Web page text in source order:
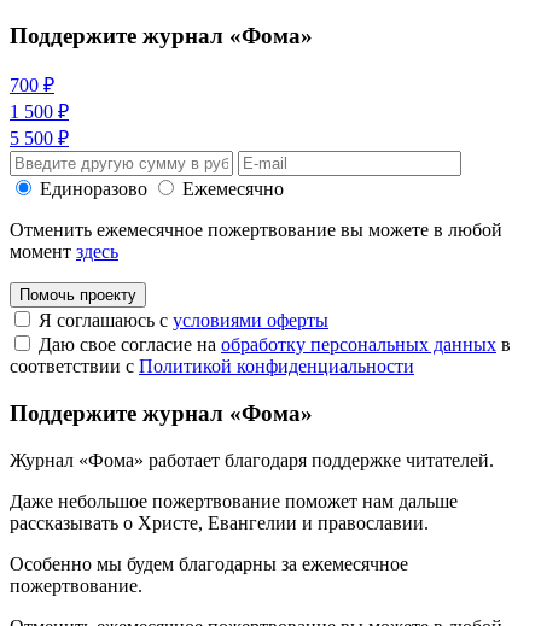
Поддержите журнал «Фома»
700 ₽
1 500 ₽
5 500 ₽
Единоразово
Ежемесячно
Отменить ежемесячное пожертвование вы можете в любой
момент здесь
Помочь проекту
Я соглашаюсь с условиями оферты
Даю свое согласие на обработку персональных данных в
соответствии с Политикой конфиденциальности
Поддержите журнал «Фома»
Журнал «Фома» работает благодаря поддержке читателей.
Даже небольшое пожертвование поможет нам дальше
рассказывать о Христе, Евангелии и православии.
Особенно мы будем благодарны за ежемесячное
пожертвование.